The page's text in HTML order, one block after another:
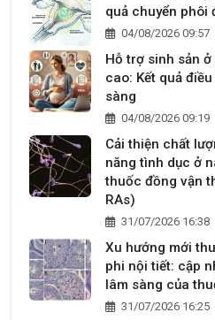
quả chuyển phôi
04/08/2026 09:57
Hỗ trợ sinh sản
cao: Kết quả
sàng
04/08/2026 09:19
Cải thiện chất
năng tình dục ở
thuốc đồng vận
RAs)
31/07/2026 16:38
Xu hướng mới
phi nội tiết: cập
lâm sàng của
31/07/2026 16:25